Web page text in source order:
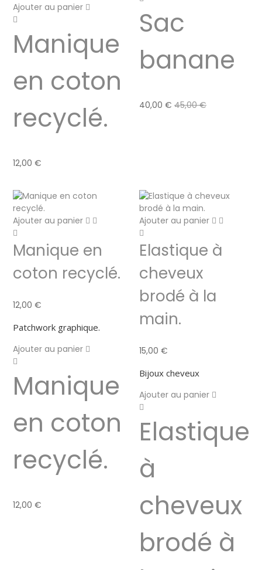
Ajouter au panier
Manique
en coton
recyclé.
12,00 €
Sac
banane
40,00 € 45,00€
Ajouter au panier
Manique en
coton recyclé.
12,00 €
Patchwork graphique.
Ajouter au panier
Manique
en coton
recyclé.
12,00 €
Ajouter au panier
Elastique à
cheveux
brodé à la
main.
15,00 €
Bijoux cheveux
Ajouter au panier
Elastique
à
cheveux
brodé à